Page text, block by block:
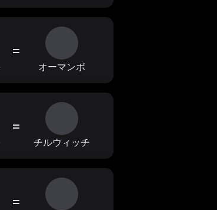
=
オーマンボ
=
チルウィッチ
=